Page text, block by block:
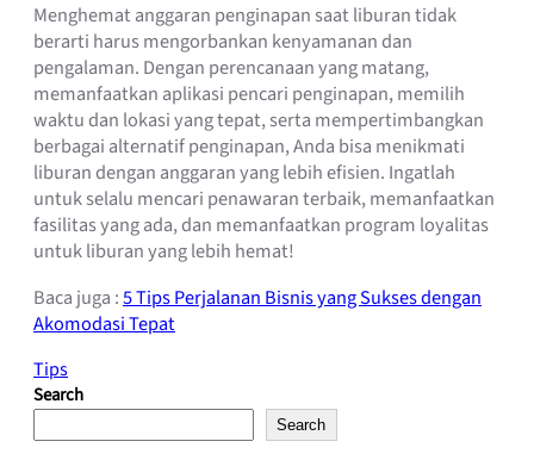
Menghemat anggaran penginapan saat liburan tidak
berarti harus mengorbankan kenyamanan dan
pengalaman. Dengan perencanaan yang matang,
memanfaatkan aplikasi pencari penginapan, memilih
waktu dan lokasi yang tepat, serta mempertimbangkan
berbagai alternatif penginapan, Anda bisa menikmati
liburan dengan anggaran yang lebih efisien. Ingatlah
untuk selalu mencari penawaran terbaik, memanfaatkan
fasilitas yang ada, dan memanfaatkan program loyalitas
untuk liburan yang lebih hemat!
Baca juga :5 Tips Perjalanan Bisnis yang Sukses dengan
Akomodasi Tepat
Tips
Search
Search